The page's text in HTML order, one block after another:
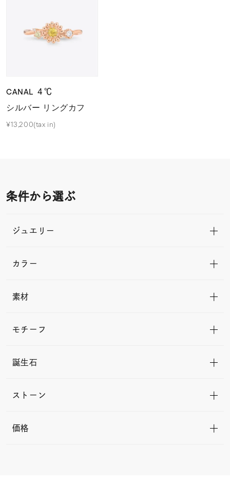
CANAL ４℃
シルバー リングカフ
¥13,200(tax in)
条件から選ぶ
ジュエリー
カラー
素材
モチーフ
誕生石
ストーン
価格